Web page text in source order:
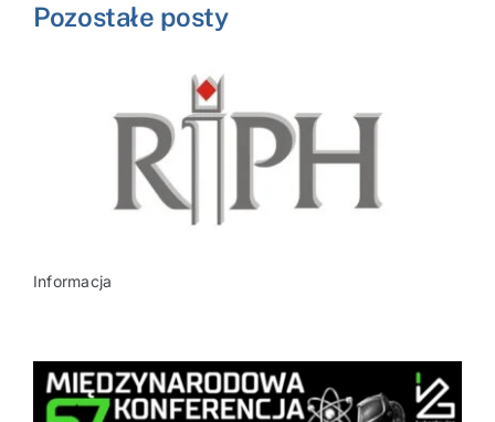
Pozostałe posty
Informacja